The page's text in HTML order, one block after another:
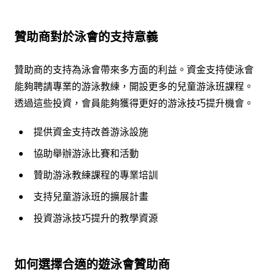
贊助商對於泳會的支持意義
贊助商的支持為泳會帶來多方面的利益。資金支持使泳會
能夠聘請專業的游泳教練，開設更多的兒童游泳班課程。
透過這些投資，會員能夠獲得更好的游泳技巧提升機會。
提供資金支持改善游泳設施
協助舉辦游泳比賽和活動
贊助游泳教練課程的專業培訓
支持兒童游泳班的擴展計畫
投資游泳技巧提升的教學資源
如何選擇合適的遊泳會贊助商